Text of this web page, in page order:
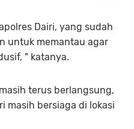
Dairi, yang sudah
untuk memantau agar
" katanya.
terus berlangsung,
masih bersiaga di lokasi